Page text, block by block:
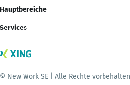
Hauptbereiche
Services
© New Work SE | Alle Rechte vorbehalten